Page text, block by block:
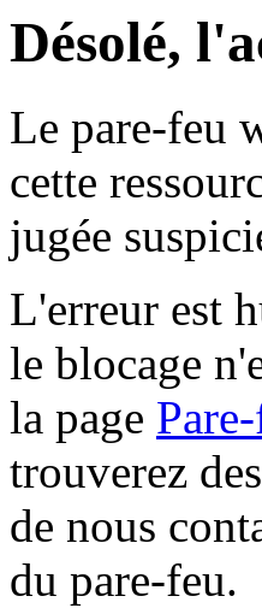
Désolé,
Le pare-feu
cette
jugée
L'erreur est
le blocage
la page
trouverez
de nous
du pare-feu.